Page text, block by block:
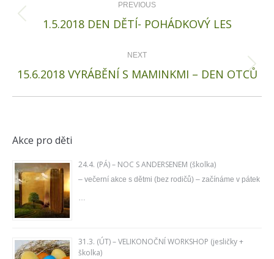
navigation PREVIOUS
Previous
1.5.2018 DEN DĚTÍ- POHÁDKOVÝ LES
NEXT
Next
15.6.2018 VYRÁBĚNÍ S MAMINKMI – DEN OTCŮ
Akce pro děti
24.4. (PÁ) – NOC S ANDERSENEM (školka)
– večerní akce s dětmi (bez rodičů) – začínáme v pátek
…
31.3. (ÚT) – VELIKONOČNÍ WORKSHOP (jesličky +
školka)